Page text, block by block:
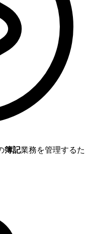
簿記業務を管理するた